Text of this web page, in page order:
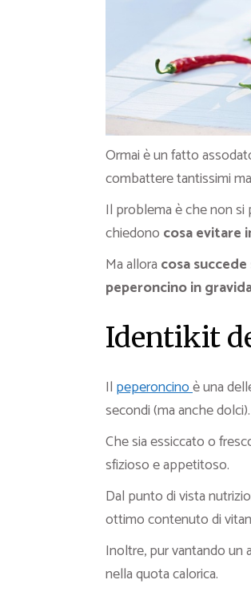
Ormai è un fatto
combattere tantissimi
Il problema è che non
chiedono cosa evitare
Ma allora cosa
peperoncino in
Identikit
Il peperoncinoè una
secondi (ma anche dolci).
Che sia essiccato o
sfizioso e appetitoso.
Dal punto di vista
ottimo contenuto di
Inoltre, pur vantando
nella quota calorica.